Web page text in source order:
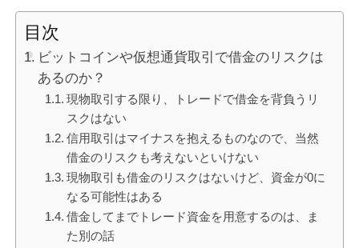
目次
ビットコインや仮想通貨取引で借金のリスクは
あるのか？
現物取引する限り、トレードで借金を背負うリ
スクはない
信用取引はマイナスを抱えるものなので、当然
借金のリスクも考えないといけない
現物取引も借金のリスクはないけど、資金が0に
なる可能性はある
借金してまでトレード資金を用意するのは、ま
た別の話